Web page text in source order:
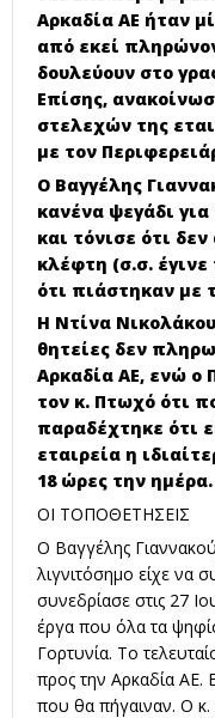
Αρκαδία ΑΕ ήταν
από εκεί
δουλεύουν στο
Επίσης,
στελεχών της
με τον
Ο Βαγγέλης
κανένα ψεγάδι
και τόνισε ότι
κλέφτη (σ.σ.
ότι πιάστηκαν με
Η Ντίνα
θητείες δεν
Αρκαδία ΑΕ, ενώ ο
τον κ. Πτωχό ότι
παραδέχτηκε ότι
εταιρεία η
18 ώρες την ημέρα.
ΟΙ ΤΟΠΟΘΕΤΗΣΕΙΣ
Ο Βαγγέλης
λιγνιτόσημο είχε να
συνεδρίασε στις 27
έργα που όλα τα
Γορτυνία. Το
προς την Αρκαδία ΑΕ.
που θα πήγαιναν. Ο κ.